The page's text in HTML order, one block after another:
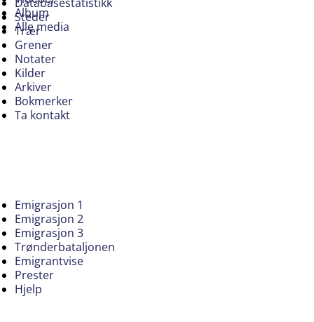
Album
Alle media
Steder
Trær
Grener
Notater
Kilder
Arkiver
Bokmerker
Ta kontakt
Emigrasjon 1
Emigrasjon 2
Emigrasjon 3
Trønderbataljonen
Emigrantvise
Prester
Hjelp